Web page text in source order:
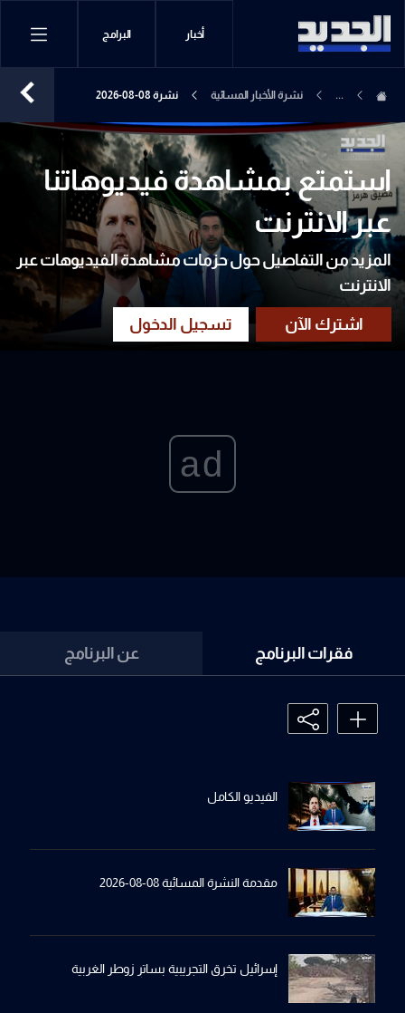
أخبار البرامج
... نشرة الأخبار المسائية نشرة 08-08-2026
استمتع بمشاهدة فيديوهاتنا
عبر الانترنت
المزيد من التفاصيل حول حزمات مشاهدة الفيديوهات عبر
الانترنت
ad
فقرات البرنامج عن البرنامج
الفيديو الكامل
مقدمة النشرة المسائية 08-08-2026
إسرائيل تخرِق التجريبية بساترِ زوطر الغربية